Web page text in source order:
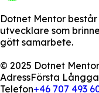
Dotnet Mentor
utvecklare som
gött samarbete.
© 2025 Dotnet
AdressFörsta
Telefon+46 707 493